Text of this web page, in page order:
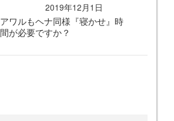
2019年12月1日
アワルもヘナ同様『寝かせ』時
間が必要ですか？